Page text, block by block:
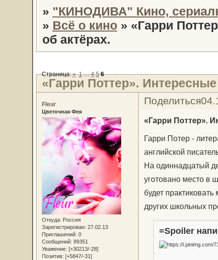
» "КИНОДИВА" Кино,
» Всё о кино » «Гарри
об актёрах.
«Гарри Поттер».
Страница:« 1 … 4 5 6
Поделиться
Fleur
Цветочная Фея
Откуда: Россия
Зарегистрирован: 27.02.13
Приглашений: 0
Сообщений: 89351
Уважение: [+30213/-28]
Позитив: [+5847/-31]
«Гарри Поттер».
Гарри Потер -
английской
На одиннадцатый
уготовано место в
будет
других школьных
=Spoiler